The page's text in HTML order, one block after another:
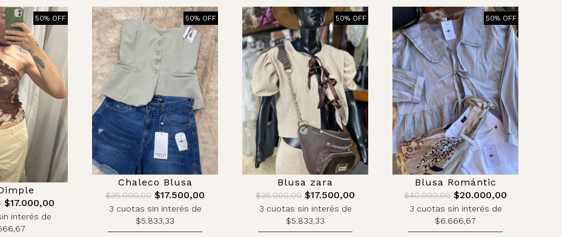
50% OFF
$17.000,00
interés de
50% OFF
Chaleco Blusa
$35.000,00 $17.500,00
3 cuotas sin interés de
$5.833,33
50% OFF
Blusa zara
$35.000,00 $17.500,00
3 cuotas sin interés de
$5.833,33
50% OFF
Blusa Romántic
$40.000,00 $20.000,00
3 cuotas sin interés de
$6.666,67